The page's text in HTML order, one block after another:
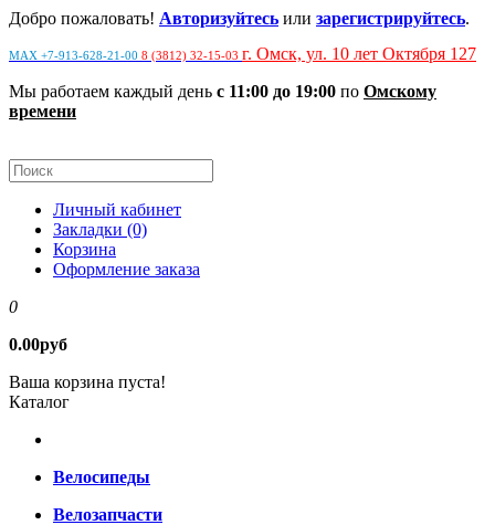
Добро пожаловать! Авторизуйтесь или зарегистрируйтесь.
MAX +7-913-628-21-00 8 (3812) 32-15-03 г. Омск, ул. 10 лет Октября 127
Мы работаем каждый день с 11:00 до 19:00 по Омскому
времени
Личный кабинет
Закладки (0)
Корзина
Оформление заказа
0
0.00руб
Ваша корзина пуста!
Каталог
Велосипеды
Велозапчасти